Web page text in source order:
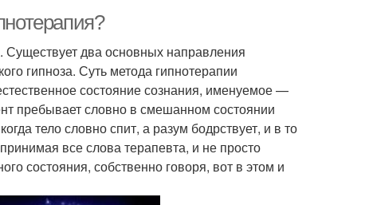
Существует два основных направления
гипноза. Суть метода гипнотерапии
состояние сознания, именуемое —
пребывает словно в смешанном состоянии
тело словно спит, а разум бодрствует, и в то
все слова терапевта, и не просто
состояния, собственно говоря, вот в этом и